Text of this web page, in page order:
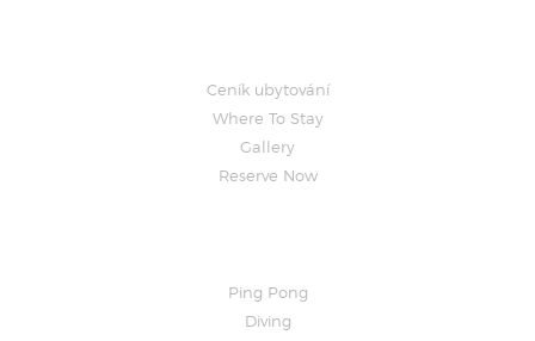
Ceník ubytování
Where To Stay
Gallery
Reserve Now
Ping Pong
Diving